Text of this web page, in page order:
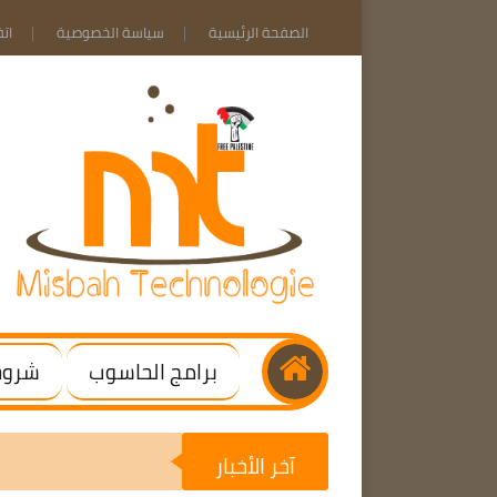
الصفحة الرئيسية سياسة الخصوصية
برامج الحاسوب
آخر الأخبار